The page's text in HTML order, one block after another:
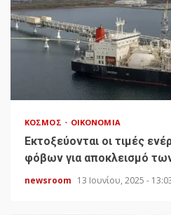
ΚΌΣΜΟΣ ΟΙΚΟΝΟΜΊΑ
Εκτοξεύονται οι τιμές
φόβων για αποκλεισμό
newsroom 13 Ιουνίου, 2025 -